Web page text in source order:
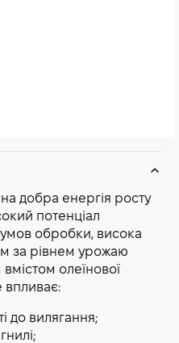
добра енергія росту
потенціал
умов обробки, висока
за рівнем урожаю
олеїнової
впливає:
до вилягання;